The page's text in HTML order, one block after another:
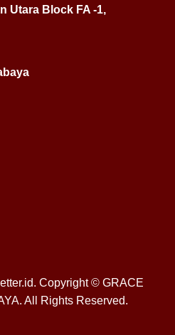
Utara Block FA -1,
Copyright © GRACE
All Rights Reserved.